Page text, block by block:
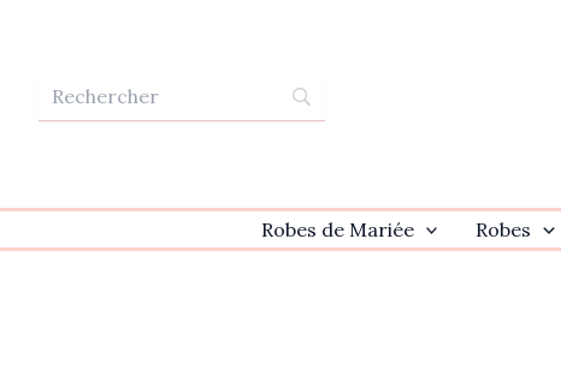
Robes de Mariée Robes